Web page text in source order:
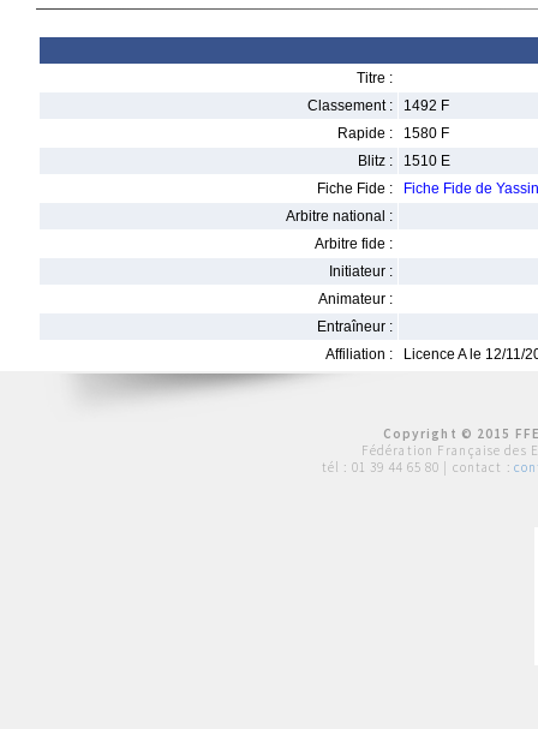
Titre :
Classement :
1492 F
Rapide :
1580 F
Blitz :
1510 E
Fiche Fide :
Fiche Fide de
Arbitre national :
Arbitre fide :
Initiateur :
Animateur :
Entraîneur :
Affiliation :
Licence A le 12/11/
Copyright © 2015
Fédération Française des
tél : 01 39 44 65 80 | contact :